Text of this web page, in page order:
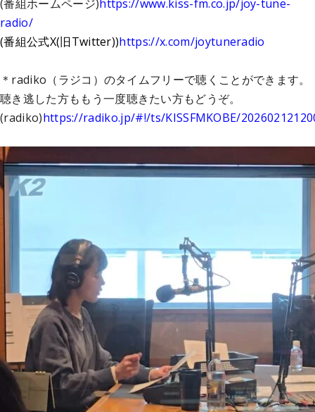
(番組ホームページ)https://www.kiss-fm.co.jp/joy-tune-
radio/
(番組公式X(旧Twitter))https://x.com/joytuneradio
＊radiko（ラジコ）のタイムフリーで聴くことができます。
聴き逃した方ももう一度聴きたい方もどうぞ。
(radiko)https://radiko.jp/#!/ts/KISSFMKOBE/